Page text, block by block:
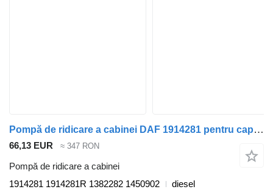
Pompă de ridicare a cabinei DAF 1914281 pentru cap tractor DAF LF45, LF55, LF180, CF65, CF75, CF85 (2001-)
66,13 EUR ≈ 347 RON
Pompă de ridicare a cabinei
1914281 1914281R 1382282 1450902
diesel